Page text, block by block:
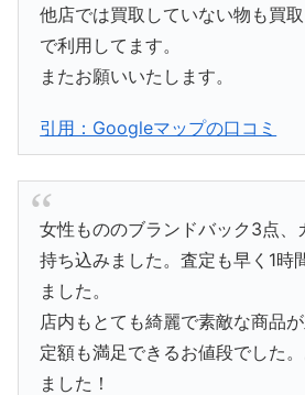
他店では買取していない物も買
で利用してます。
またお願いいたします。
引用：Googleマップの口コミ
女性もののブランドバック3点、
持ち込みました。査定も早く1時
ました。
店内もとても綺麗で素敵な商品
定額も満足できるお値段でした
ました！